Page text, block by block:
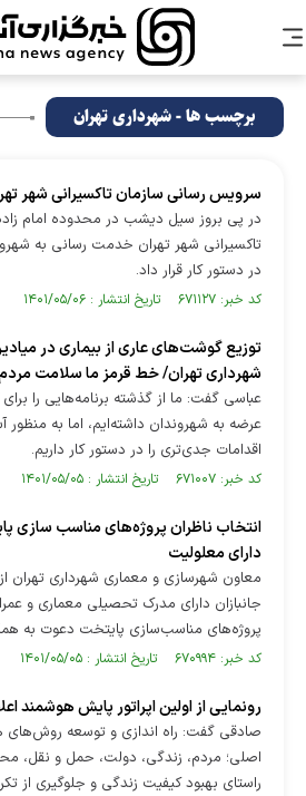
برچسب ها - شهرداری تهران
سرویس رسانی سازمان تاکسیرانی شهر
در پی بروز سیل دیشب در محدوده امام
تاکسیرانی شهر تهران خدمت رسانی به
در دستور کار قرار داد.
کد خبر: ۶۷۱۱۲۷ تاریخ انتشار : ۱۴۰۱/۰۵/۰۶
توزیع گوشت‌های عاری از بیماری در
شهرداری تهران/ خط قرمز ما سلامت
عباسی گفت: ما از گذشته برنامه‌هایی را
عرضه به شهروندان داشته‌ایم، اما به
اقدامات جدی‌تری را در دستور کار داریم.
کد خبر: ۶۷۱۰۰۷ تاریخ انتشار : ۱۴۰۱/۰۵/۰۵
انتخاب ناظران پروژه‌های مناسب سازی
دارای معلولیت
معاون شهرسازی و معماری شهرداری تهران از
جانبازان دارای مدرک تحصیلی معماری و
پروژه‌های مناسب‌سازی پایتخت دعوت به
کد خبر: ۶۷۰۹۹۴ تاریخ انتشار : ۱۴۰۱/۰۵/۰۵
رونمایی از اولین اپراتور پایش هوشمند
اصلی؛ مردم، زندگی، دولت، حمل و نقل،
راستای بهبود کیفیت زندگی و جلوگیری از